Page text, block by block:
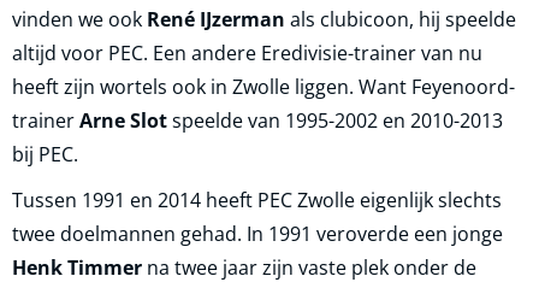
vinden we ook René IJzerman als clubicoon, hij speelde
altijd voor PEC. Een andere Eredivisie-trainer van nu
heeft zijn wortels ook in Zwolle liggen. Want Feyenoord-
trainerArne Slotspeelde van 1995-2002 en 2010-2013
bij PEC.
Tussen 1991 en 2014 heeft PEC Zwolle eigenlijk slechts
twee doelmannen gehad. In 1991 veroverde een jonge
Henk Timmer na twee jaar zijn vaste plek onder de